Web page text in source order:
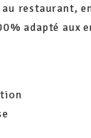
au restaurant,
adapté aux